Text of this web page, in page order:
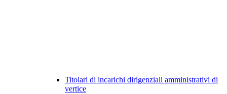
Titolari di incarichi dirigenziali amministrativi di
vertice